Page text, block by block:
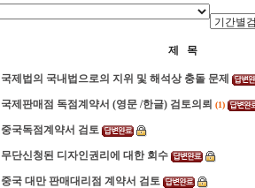
제 목
국제법의 국내법으로의 지위 및 해석상 충돌 문제
국제판매점 독점계약서 (영문 /한글) 검토의뢰 (1)
중국독점계약서 검토
무단신청된 디자인권리에 대한 회수
중국 대만 판매대리점 계약서 검토